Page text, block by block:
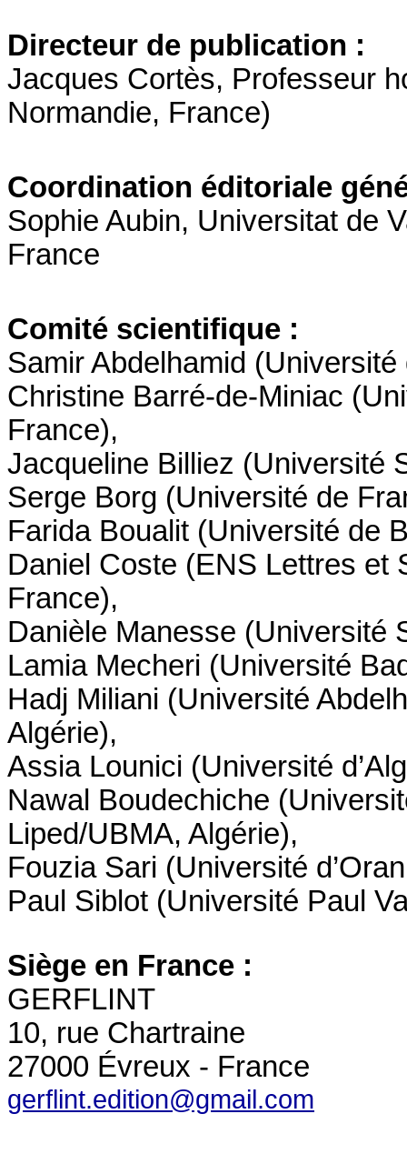
Directeur de publication :
Jacques Cortès, Professeur
Normandie, France)
Coordination éditoriale
Sophie Aubin, Universitat de
France
Comité scientifique :
Samir Abdelhamid
Christine Barré-de-Miniac
France),
Jacqueline Billiez (Université
Serge Borg (Université de
Farida Boualit (Université de
Daniel Coste (ENS Lettres et
France),
Danièle Manesse (Université
Lamia Mecheri​ (Université
Hadj Miliani (Université
Algérie),
Assia Lounici (Université
Nawal Boudechiche
Liped/UBMA, Algérie),
Fouzia Sari (Université
Paul Siblot (Université Paul
Siège en France :
GERFLINT
10, rue Chartraine
27000 Évreux - France
gerflint.edition@gmail.com